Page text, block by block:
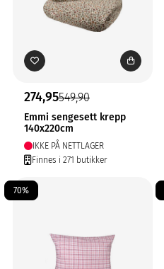
274,95549,90
Emmi sengesett krepp
140x220cm
IKKE PÅ NETTLAGER
Finnes i 271 butikker
70%